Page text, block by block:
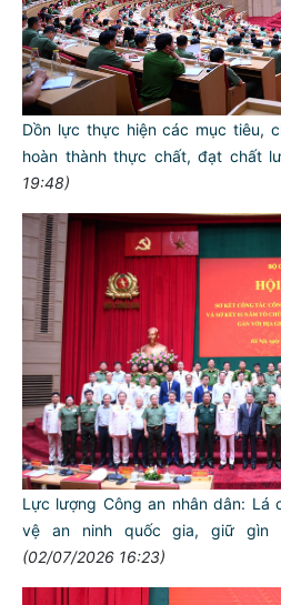
Dồn lực thực hiện các mục tiêu,
hoàn thành thực chất, đạt chất
19:48)
Lực lượng Công an nhân dân: Lá
vệ an ninh quốc gia, giữ
(02/07/2026 16:23)